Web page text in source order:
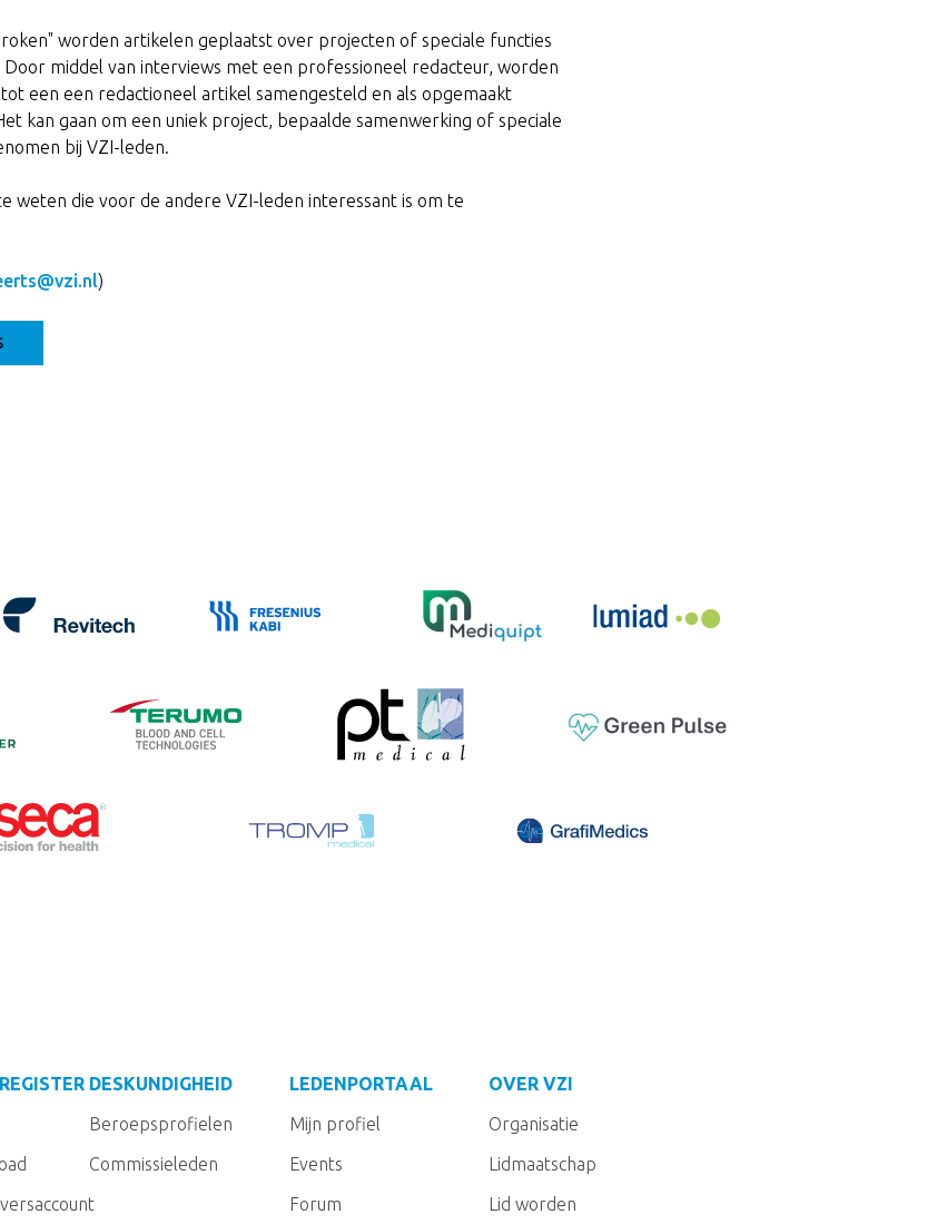
worden artikelen geplaatst over projecten of speciale functies
middel van interviews met een professioneel redacteur, worden
een een redactioneel artikel samengesteld en als opgemaakt
kan gaan om een uniek project, bepaalde samenwerking of speciale
bij VZI-leden.
weten die voor de andere VZI-leden interessant is om te
)
DESKUNDIGHEID
Beroepsprofielen
Commissieleden
LEDENPORTAAL
Mijn profiel
Events
Forum
OVER VZI
Organisatie
Lidmaatschap
Lid worden